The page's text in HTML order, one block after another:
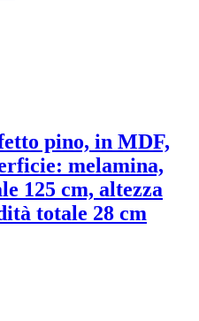
pino, in MDF,
melamina,
125 cm, altezza
totale 28 cm